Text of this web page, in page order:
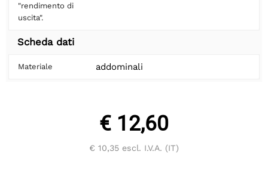
"rendimento di
uscita".
Scheda dati
Materiale addominali
€ 12,60
€ 10,35 escl. I.V.A. (IT)